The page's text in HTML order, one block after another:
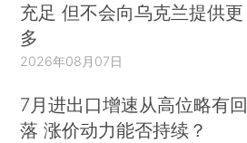
充足 但不会向乌克兰提供更
多
2026年08月07日
7月进出口增速从高位略有回
落 涨价动力能否持续？